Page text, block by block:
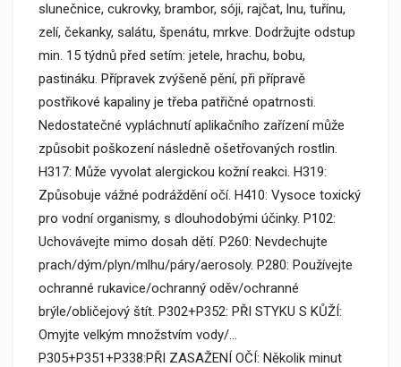
slunečnice, cukrovky, brambor, sóji, rajčat, lnu, tuřínu,
zelí, čekanky, salátu, špenátu, mrkve. Dodržujte odstup
min. 15 týdnů před setím: jetele, hrachu, bobu,
pastináku. Přípravek zvýšeně pění, při přípravě
postřikové kapaliny je třeba patřičné opatrnosti.
Nedostatečné vypláchnutí aplikačního zařízení může
způsobit poškození následně ošetřovaných rostlin.
H317: Může vyvolat alergickou kožní reakci. H319:
Způsobuje vážné podráždění očí. H410: Vysoce toxický
pro vodní organismy, s dlouhodobými účinky. P102:
Uchovávejte mimo dosah dětí. P260: Nevdechujte
prach/dým/plyn/mlhu/páry/aerosoly. P280: Používejte
ochranné rukavice/ochranný oděv/ochranné
brýle/obličejový štít. P302+P352: PŘI STYKU S KŮŽÍ:
Omyjte velkým množstvím vody/...
P305+P351+P338:PŘI ZASAŽENÍ OČÍ: Několik minut